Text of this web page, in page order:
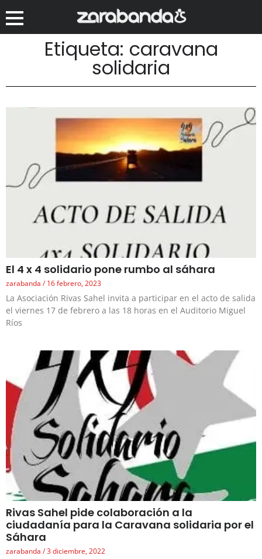
Etiqueta: caravana
solidaria
El 4 x 4 solidario pone rumbo al sáhara
zarabanda 16 febrero, 2023
La Asociación Rivas Sahel invita a participar en el acto de salida
el viernes 17 de febrero a las 18 horas en el Auditorio Miguel
Ríos
Rivas Sahel pide colaboración a la
ciudadanía para la Caravana solidaria por el
Sáhara
zarabanda 3 diciembre, 2022